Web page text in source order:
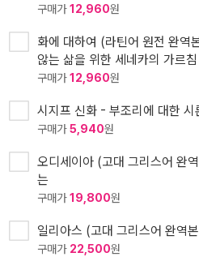
구매가12,960원
화에 대하여 (라틴어 원전 완역
않는 삶을 위한 세네카의 가르침
구매가12,960원
시지프 신화 - 부조리에 대한 시
구매가5,940원
오디세이아 (고대 그리스어 완
는
구매가19,800원
일리아스 (고대 그리스어 완역
구매가 22,500원